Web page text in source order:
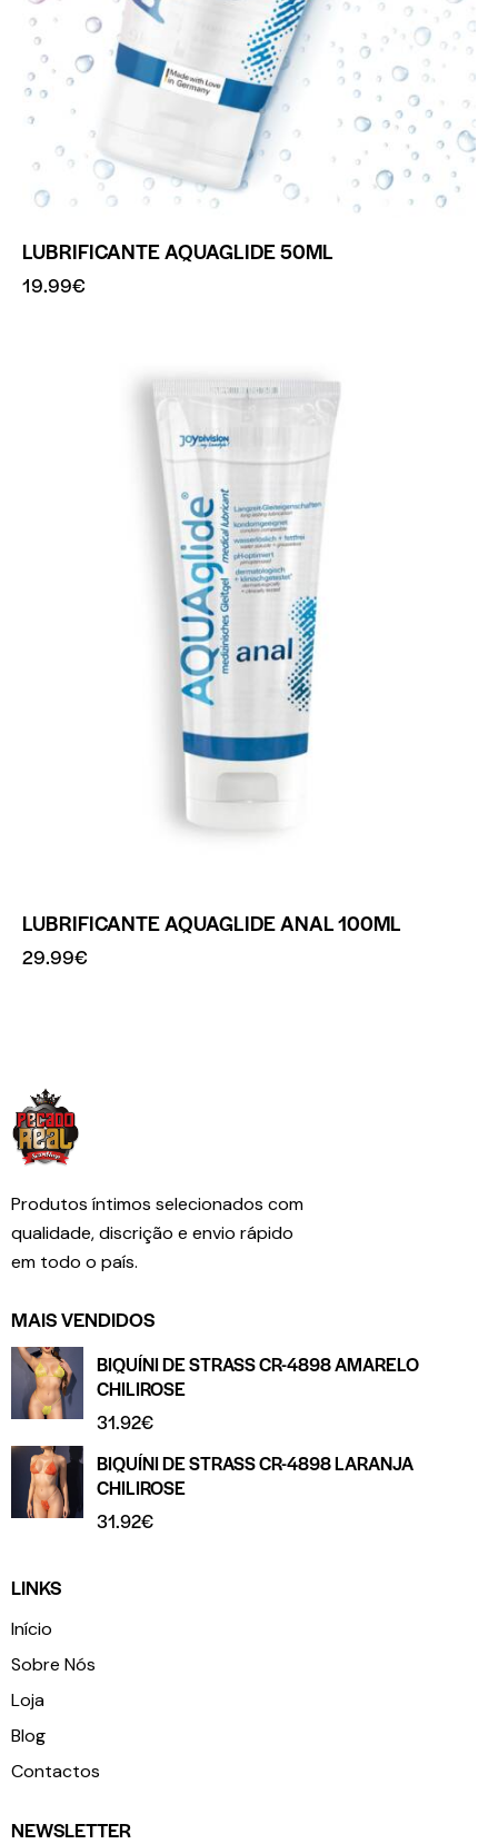
LUBRIFICANTE AQUAGLIDE 50ML
19.99€
LUBRIFICANTE AQUAGLIDE ANAL 100ML
29.99€
Produtos íntimos selecionados com
qualidade, discrição e envio rápido
em todo o país.
MAIS VENDIDOS
BIQUÍNI DE STRASS CR-4898 AMARELO
CHILIROSE
31.92€
BIQUÍNI DE STRASS CR-4898 LARANJA
CHILIROSE
31.92€
LINKS
Início
Sobre Nós
Loja
Blog
Contactos
NEWSLETTER